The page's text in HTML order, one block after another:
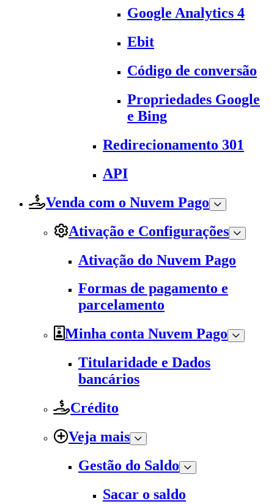
Google Analytics 4
Ebit
Código de conversão
Propriedades Google
e Bing
Redirecionamento 301
API
Venda com o Nuvem Pago
Ativação e Configurações
Ativação do Nuvem Pago
Formas de pagamento e
parcelamento
Minha conta Nuvem Pago
Titularidade e Dados
bancários
Crédito
Veja mais
Gestão do Saldo
Sacar o saldo